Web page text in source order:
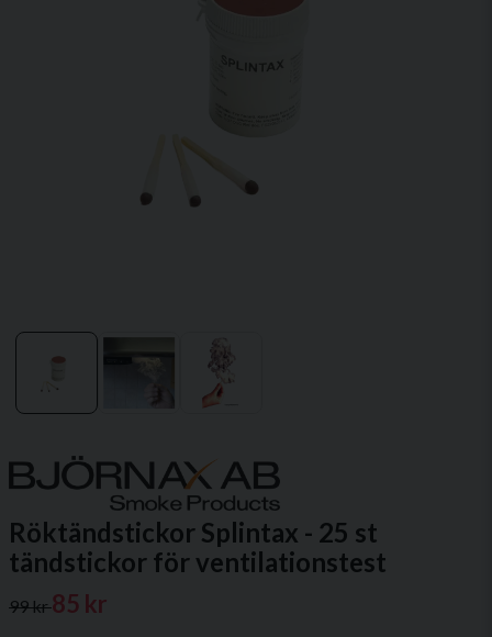
Röktändstickor Splintax - 25 st
tändstickor för ventilationstest
99 kr85 kr